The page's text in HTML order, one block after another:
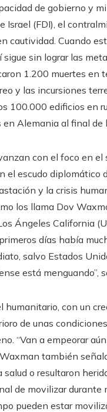
de gobierno y
Israel (FDI), el
cautividad. Cuando
sigue sin lograr las
1.200 muertes en
y las incursiones
100.000 edificios en
Alemania al final de
con el foco en
el escudo diplomático
y la crisis
los llama Dov
Ángeles California
días había
salvo Estados
está menguando”,
humanitario, con un
de unas
“Van a empeorar
también
o resultaron
de movilizar durante
pueden estar